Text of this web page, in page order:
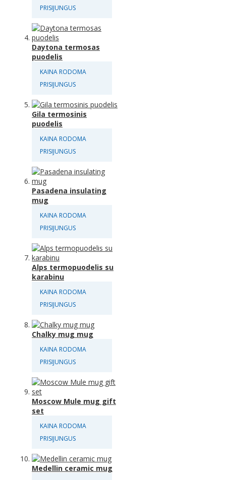
PRISIJUNGUS
Daytona termosas
puodelis
KAINA RODOMA
PRISIJUNGUS
Gila termosinis
puodelis
KAINA RODOMA
PRISIJUNGUS
Pasadena insulating
mug
KAINA RODOMA
PRISIJUNGUS
Alps termopuodelis su
karabinu
KAINA RODOMA
PRISIJUNGUS
Chalky mug mug
KAINA RODOMA
PRISIJUNGUS
Moscow Mule mug gift
set
KAINA RODOMA
PRISIJUNGUS
Medellin ceramic mug